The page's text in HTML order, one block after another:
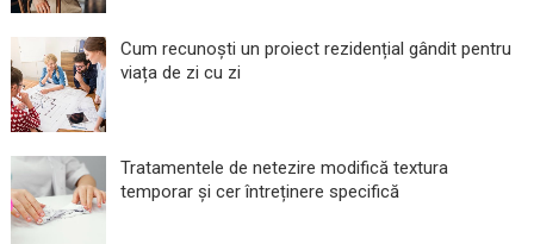
Cum recunoști un proiect rezidențial gândit pentru
viața de zi cu zi
Tratamentele de netezire modifică textura
temporar și cer întreținere specifică